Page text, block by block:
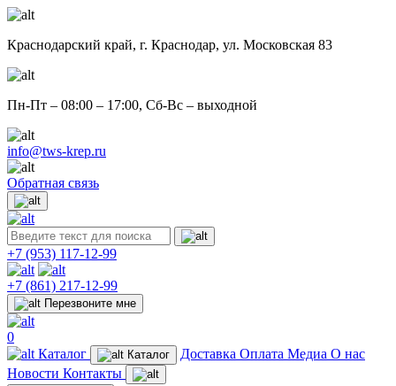
Краснодарский край, г. Краснодар, ул. Московская 83
Пн-Пт – 08:00 – 17:00, Сб-Вс – выходной
info@tws-krep.ru
Обратная связь
+7 (953) 117-12-99
+7 (861) 217-12-99
Перезвоните мне
0
Каталог
Каталог Доставка Оплата Медиа О нас
Новости Контакты